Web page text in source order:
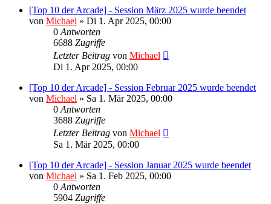
[Top 10 der Arcade] - Session März 2025 wurde beendet
von Michael » Di 1. Apr 2025, 00:00
0 Antworten
6688 Zugriffe
Letzter Beitrag von Michael
Di 1. Apr 2025, 00:00
[Top 10 der Arcade] - Session Februar 2025 wurde beendet
von Michael » Sa 1. Mär 2025, 00:00
0 Antworten
3688 Zugriffe
Letzter Beitrag von Michael
Sa 1. Mär 2025, 00:00
[Top 10 der Arcade] - Session Januar 2025 wurde beendet
von Michael » Sa 1. Feb 2025, 00:00
0 Antworten
5904 Zugriffe